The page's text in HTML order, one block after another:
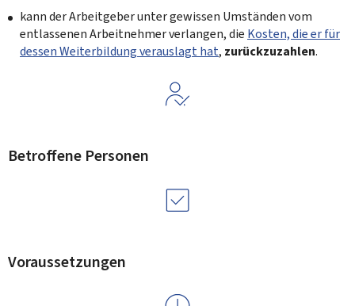
kann der Arbeitgeber unter gewissen Umständen vom
entlassenen Arbeitnehmer verlangen, die Kosten, die er für
dessen Weiterbildung verauslagt hat, zurückzuzahlen.
Betroffene Personen
Voraussetzungen